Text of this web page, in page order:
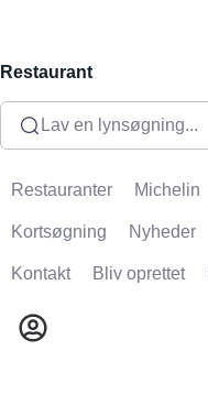
Restaurant
Lav en lynsøgning...
Restauranter Michelin
Kortsøgning Nyheder
Kontakt Bliv oprettet